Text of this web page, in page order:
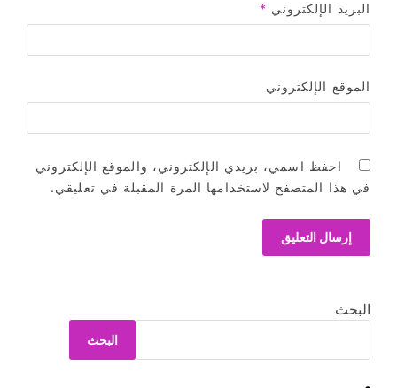
البريد الإلكتروني *
الموقع الإلكتروني
احفظ اسمي، بريدي الإلكتروني، والموقع الإلكتروني
في هذا المتصفح لاستخدامها المرة المقبلة في تعليقي.
البحث
البحث